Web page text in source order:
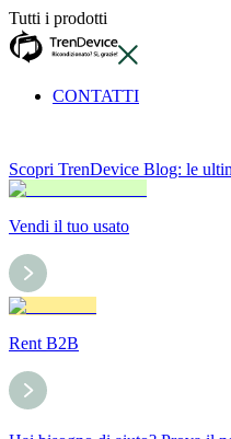
Tutti i prodotti
CONTATTI
Scopri TrenDevice Blog: le
Vendi il tuo usato
Rent B2B